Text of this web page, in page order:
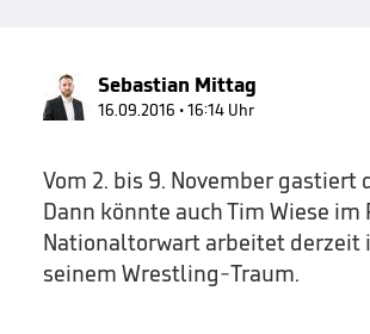
Sebastian Mittag
16.09.2016 • 16:14 Uhr
Vom 2. bis 9. November gastiert
Dann könnte auch Tim Wiese
Nationaltorwart arbeitet derzeit
seinem Wrestling-Traum.